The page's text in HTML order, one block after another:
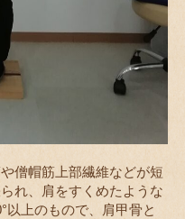
僧帽筋上部繊維などが短
れ、肩をすくめたような
以上のもので、肩甲骨と